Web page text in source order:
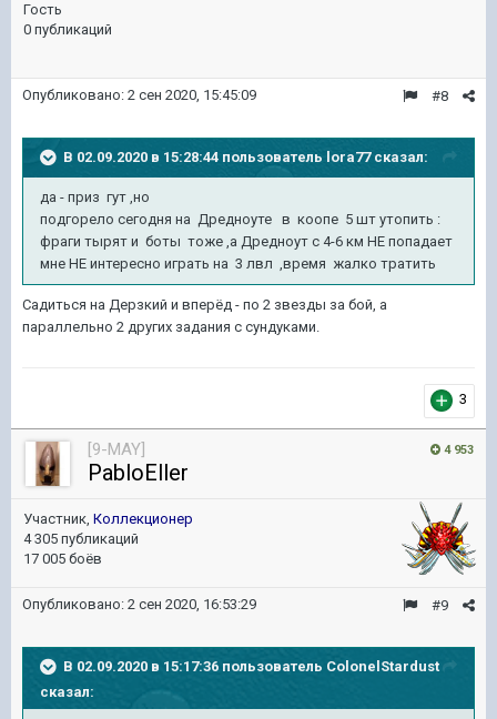
Гость
0 публикаций
#8
Опубликовано: 2 сен 2020, 15:45:09
В 02.09.2020 в 15:28:44 пользователь lora77сказал:
да - приз гут ,но
подгорело сегодня на Дредноуте в коопе 5 шт утопить :
фраги тырят и боты тоже ,а Дредноут с 4-6 км НЕ попадает
мне НЕ интересно играть на 3 лвл ,время жалко тратить
Садиться на Дерзкий и вперёд - по 2 звезды за бой, а
параллельно 2 других задания с сундуками.
3
4 953
[9-MAY]
PabloEller
Участник, Коллекционер
4 305 публикаций
17 005 боёв
#9
Опубликовано: 2 сен 2020, 16:53:29
В 02.09.2020 в 15:17:36 пользователь ColonelStardust
сказал: